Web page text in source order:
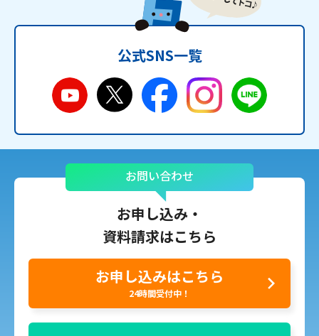
公式SNS一覧
お問い合わせ
お申し込み・
資料請求はこちら
お申し込みはこちら
24時間受付中！